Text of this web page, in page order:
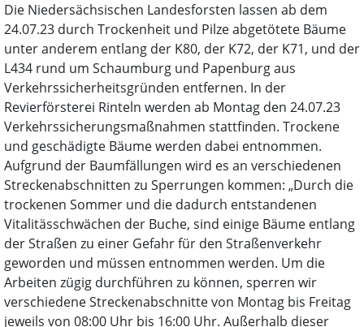
Die Niedersächsischen Landesforsten lassen ab dem
24.07.23 durch Trockenheit und Pilze abgetötete Bäume
unter anderem entlang der K80, der K72, der K71, und der
L434 rund um Schaumburg und Papenburg aus
Verkehrssicherheitsgründen entfernen. In der
Revierförsterei Rinteln werden ab Montag den 24.07.23
Verkehrssicherungsmaßnahmen stattfinden. Trockene
und geschädigte Bäume werden dabei entnommen.
Aufgrund der Baumfällungen wird es an verschiedenen
Streckenabschnitten zu Sperrungen kommen: „Durch die
trockenen Sommer und die dadurch entstandenen
Vitalitässchwächen der Buche, sind einige Bäume entlang
der Straßen zu einer Gefahr für den Straßenverkehr
geworden und müssen entnommen werden. Um die
Arbeiten zügig durchführen zu können, sperren wir
verschiedene Streckenabschnitte von Montag bis Freitag
jeweils von 08:00 Uhr bis 16:00 Uhr. Außerhalb dieser